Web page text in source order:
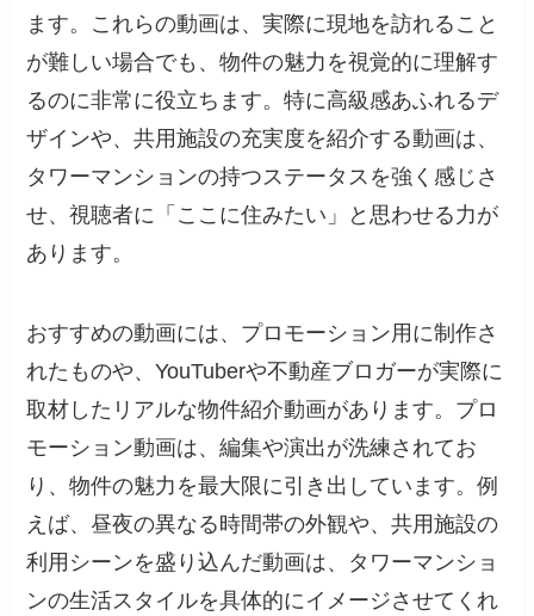
ます。これらの動画は、実際に現地を訪れること
が難しい場合でも、物件の魅力を視覚的に理解す
るのに非常に役立ちます。特に高級感あふれるデ
ザインや、共用施設の充実度を紹介する動画は、
タワーマンションの持つステータスを強く感じさ
せ、視聴者に「ここに住みたい」と思わせる力が
あります。
おすすめの動画には、プロモーション用に制作さ
れたものや、YouTuberや不動産ブロガーが実際に
取材したリアルな物件紹介動画があります。プロ
モーション動画は、編集や演出が洗練されてお
り、物件の魅力を最大限に引き出しています。例
えば、昼夜の異なる時間帯の外観や、共用施設の
利用シーンを盛り込んだ動画は、タワーマンショ
ンの生活スタイルを具体的にイメージさせてくれ